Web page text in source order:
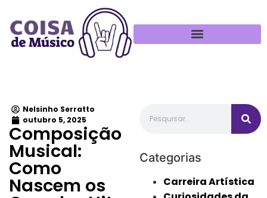
Nelsinho Serratto
outubro 5, 2025
Composição
Musical:
Como
Nascem os
Categorias
Carreira Artística